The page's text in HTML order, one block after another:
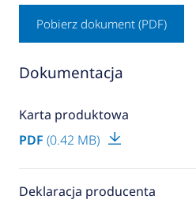
Pobierz dokument (PDF)
Dokumentacja
Karta produktowa
PDF (0.42 MB)
Deklaracja producenta